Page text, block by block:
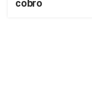
cobro